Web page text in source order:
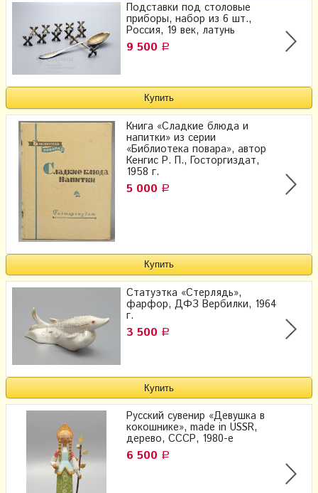
Подставки под столовые
приборы, набор из 6 шт.,
Россия, 19 век, латунь
9 500 Р
Книга «Сладкие блюда и
напитки» из серии
«Библиотека повара», автор
Кенгис Р. П., Госторгиздат,
1958 г.
5 000 Р
Статуэтка «Стерлядь»,
фарфор, ДФЗ Вербилки, 1964
г.
3 500 Р
Русский сувенир «Девушка в
кокошнике», made in USSR,
дерево, СССР, 1980-е
6 500 Р